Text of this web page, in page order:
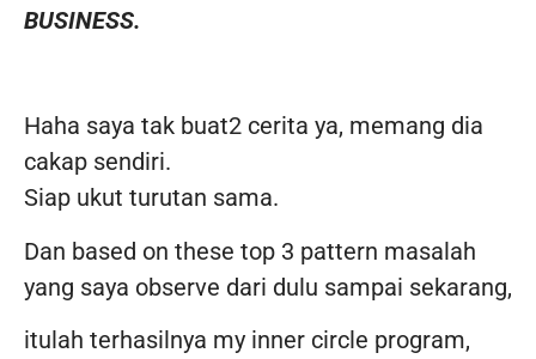
BUSINESS.
Haha saya tak buat2 cerita ya, memang dia
cakap sendiri.
Siap ukut turutan sama.
Dan based on these top 3 pattern masalah
yang saya observe dari dulu sampai sekarang,
itulah terhasilnya my inner circle program,